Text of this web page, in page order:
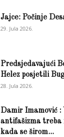
Jajce: Počinje
29. Jula 2026.
Predsjedavajući
Helez posjetili
28. Jula 2026.
Damir Imamović
antifašizma treba
kada se širom...